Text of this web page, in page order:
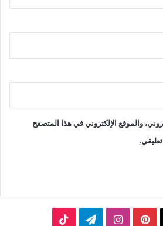
والموقع الإلكتروني في هذا المتصفح
بينتيريستانستقرامتيلقرام